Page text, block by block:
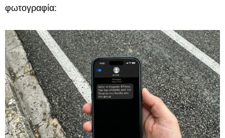
φωτογραφία: